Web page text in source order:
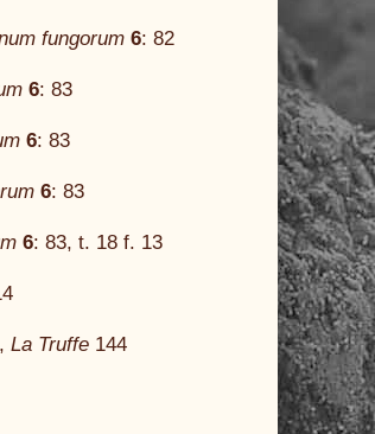
fungorum 6: 82
6: 83
6: 83
6: 83
6: 83, t. 18 f. 13
La Truffe 144